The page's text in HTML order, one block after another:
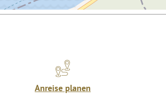
Anreise planen